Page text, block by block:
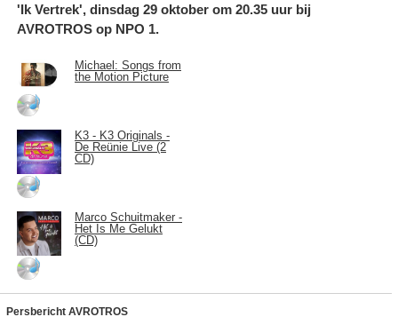
'Ik Vertrek', dinsdag 29 oktober om 20.35 uur bij
AVROTROS op NPO 1.
Michael: Songs from
the Motion Picture
K3 - K3 Originals -
De Reünie Live (2
CD)
Marco Schuitmaker -
Het Is Me Gelukt
(CD)
Persbericht AVROTROS